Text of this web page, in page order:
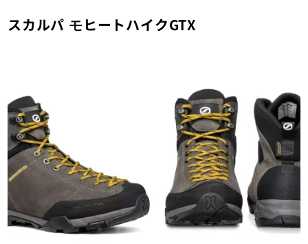
スカルパ モヒートハイクGTX